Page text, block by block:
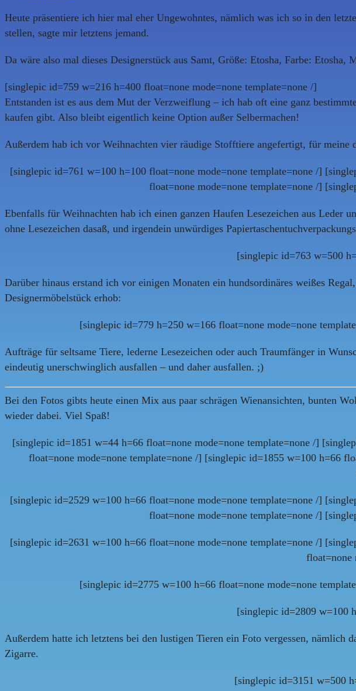
Heute präsentiere ich hier mal eher Ungewohntes, nämlich was ich so in den
stellen, sagte mir letztens jemand.
Da wäre also mal dieses Designerstück aus Samt, Größe: Etosha, Farbe: Etosha,
[singlepic id=759 w=216 h=400 float=none mode=none template=none /]
Entstanden ist es aus dem Mut der Verzweiflung – ich hab oft eine ganz
kaufen gibt. Also bleibt eigentlich keine Option außer Selbermachen!
Außerdem hab ich vor Weihnachten vier räudige Stofftiere angefertigt, für
[singlepic id=761 w=100 h=100 float=none mode=none template=none /]
float=none mode=none template=none /]
Ebenfalls für Weihnachten hab ich einen ganzen Haufen Lesezeichen aus
ohne Lesezeichen dasaß, und irgendein unwürdiges
[singlepic id=763 w=500
Darüber hinaus erstand ich vor einigen Monaten ein hundsordinäres weißes
Designermöbelstück erhob:
[singlepic id=779 h=250 w=166 float=none mode=none
Aufträge für seltsame Tiere, lederne Lesezeichen oder auch Traumfänger in
eindeutig unerschwinglich ausfallen – und daher ausfallen. ;)
Bei den Fotos gibts heute einen Mix aus paar schrägen Wienansichten, bunten
wieder dabei. Viel Spaß!
[singlepic id=1851 w=44 h=66 float=none mode=none template=none /]
float=none mode=none template=none /] [singlepic id=1855 w=100 h=66
[singlepic id=2529 w=100 h=66 float=none mode=none template=none /]
float=none mode=none template=none /]
[singlepic id=2631 w=100 h=66 float=none mode=none template=none /]
float=none
[singlepic id=2775 w=100 h=66 float=none mode=none
[singlepic id=2809 w=100
Außerdem hatte ich letztens bei den lustigen Tieren ein Foto vergessen,
Zigarre.
[singlepic id=3151 w=500